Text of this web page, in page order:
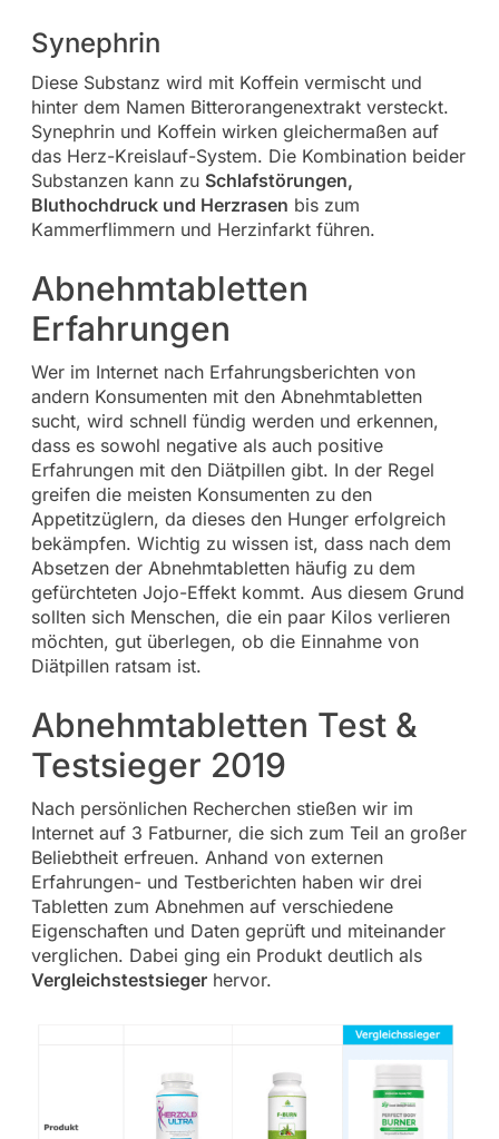
Synephrin
Diese Substanz wird mit Koffein vermischt und
hinter dem Namen Bitterorangenextrakt versteckt.
Synephrin und Koffein wirken gleichermaßen auf
das Herz-Kreislauf-System. Die Kombination beider
Substanzen kann zu Schlafstörungen,
Bluthochdruck und Herzrasen bis zum
Kammerflimmern und Herzinfarkt führen.
Abnehmtabletten
Erfahrungen
Wer im Internet nach Erfahrungsberichten von
andern Konsumenten mit den Abnehmtabletten
sucht, wird schnell fündig werden und erkennen,
dass es sowohl negative als auch positive
Erfahrungen mit den Diätpillen gibt. In der Regel
greifen die meisten Konsumenten zu den
Appetitzüglern, da dieses den Hunger erfolgreich
bekämpfen. Wichtig zu wissen ist, dass nach dem
Absetzen der Abnehmtabletten häufig zu dem
gefürchteten Jojo-Effekt kommt. Aus diesem Grund
sollten sich Menschen, die ein paar Kilos verlieren
möchten, gut überlegen, ob die Einnahme von
Diätpillen ratsam ist.
Abnehmtabletten Test &
Testsieger 2019
Nach persönlichen Recherchen stießen wir im
Internet auf 3 Fatburner, die sich zum Teil an großer
Beliebtheit erfreuen. Anhand von externen
Erfahrungen- und Testberichten haben wir drei
Tabletten zum Abnehmen auf verschiedene
Eigenschaften und Daten geprüft und miteinander
verglichen. Dabei ging ein Produkt deutlich als
Vergleichstestsiegerhervor.